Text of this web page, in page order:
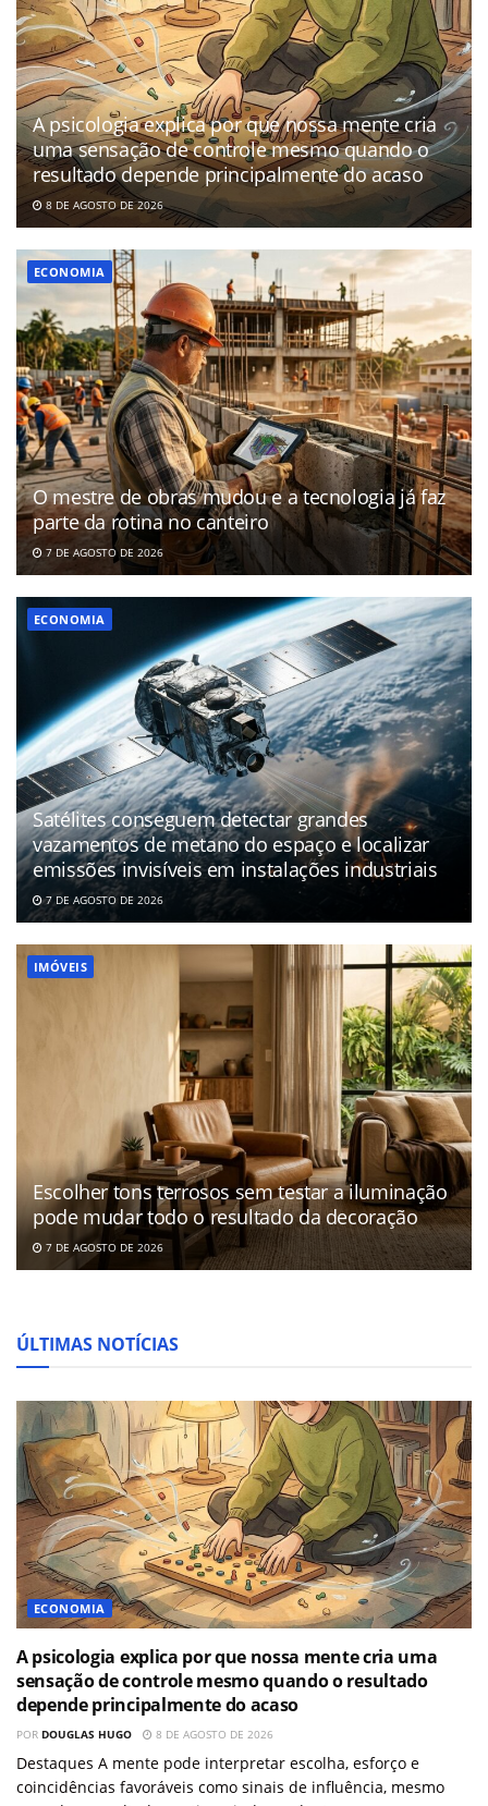
A psicologia explica por que nossa mente cria
uma sensação de controle mesmo quando o
resultado depende principalmente do acaso
8 DE AGOSTO DE 2026
ECONOMIA
O mestre de obras mudou e a tecnologia já faz
parte da rotina no canteiro
7 DE AGOSTO DE 2026
ECONOMIA
Satélites conseguem detectar grandes
vazamentos de metano do espaço e localizar
emissões invisíveis em instalações industriais
7 DE AGOSTO DE 2026
IMÓVEIS
Escolher tons terrosos sem testar a iluminação
pode mudar todo o resultado da decoração
7 DE AGOSTO DE 2026
ÚLTIMAS NOTÍCIAS
ECONOMIA
A psicologia explica por que nossa mente cria uma
sensação de controle mesmo quando o resultado
depende principalmente do acaso
POR DOUGLAS HUGO 8 DE AGOSTO DE 2026
Destaques A mente pode interpretar escolha, esforço e
coincidências favoráveis como sinais de influência, mesmo